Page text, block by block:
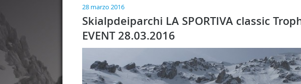
28 marzo 2016
Skialpdeiparchi LA SPORTIVA classic
EVENT 28.03.2016